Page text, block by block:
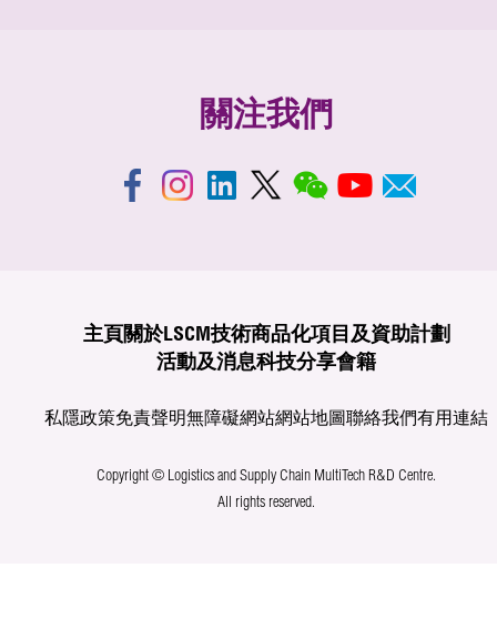
關注我們
主頁 關於LSCM技術商品化項目及資助計劃
活動及消息科技分享會籍
私隱政策免責聲明無障礙網站網站地圖聯絡我們有用連結
Copyright © Logistics and Supply Chain MultiTech R&D Centre.
All rights reserved.